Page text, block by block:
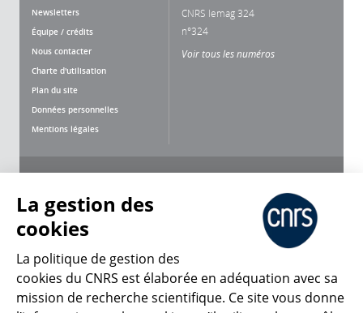
Newsletters
Équipe / crédits
Nous contacter
Charte d'utilisation
Plan du site
Données personnelles
Mentions légales
CNRS lemag 324
n°324
Voir tous les numéros
CNRS Le Mag
La gestion des
cookies
La politique de gestion des
cookies du CNRS est élaborée en adéquation avec sa
mission de recherche scientifique. Ce site vous donne